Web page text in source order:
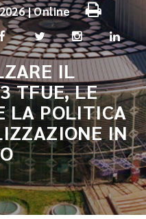
| Online
IL
TFUE, LE
LA POLITICA
IN